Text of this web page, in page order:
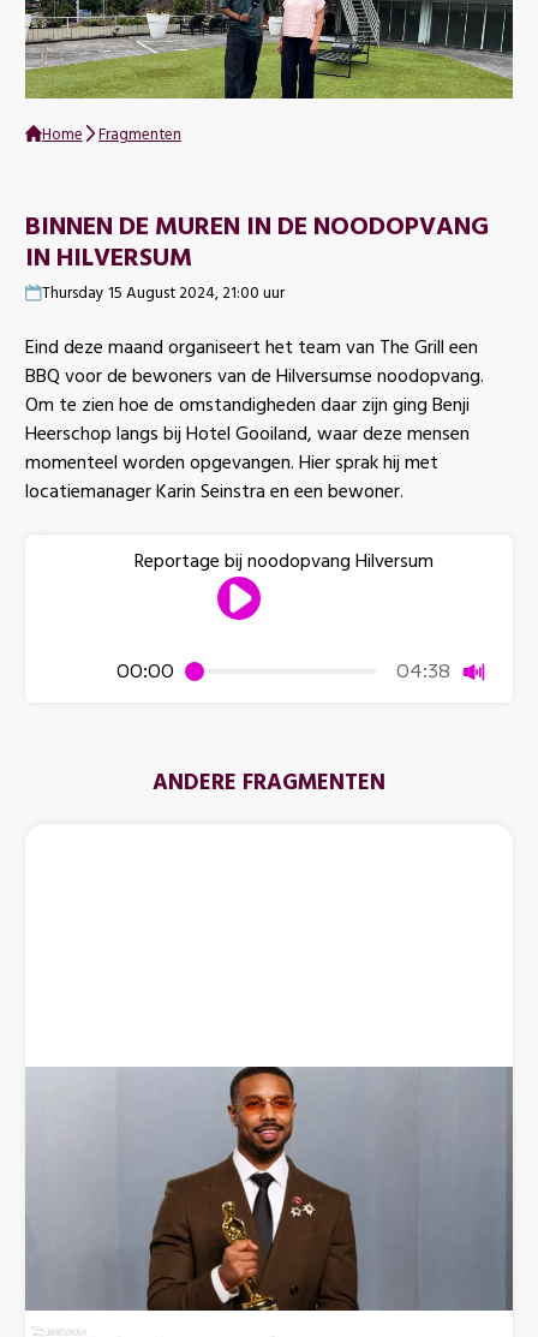
Home Fragmenten
BINNEN DE MUREN IN DE NOODOPVANG
IN HILVERSUM
Thursday 15 August 2024, 21:00 uur
Eind deze maand organiseert het team van The Grill een
BBQ voor de bewoners van de Hilversumse noodopvang.
Om te zien hoe de omstandigheden daar zijn ging Benji
Heerschop langs bij Hotel Gooiland, waar deze mensen
momenteel worden opgevangen. Hier sprak hij met
locatiemanager Karin Seinstra en een bewoner.
00:00 04:38 Dempen
Reportage bij noodopvang Hilversum
ANDERE FRAGMENTEN